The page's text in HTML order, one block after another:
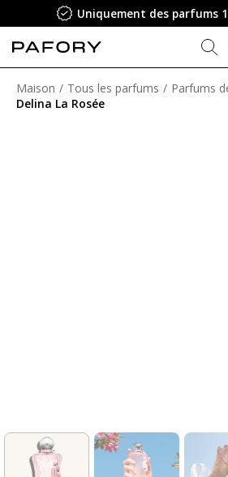
Uniquement des parfums
Maison Tous les parfums
Parfums
Delina La Rosée